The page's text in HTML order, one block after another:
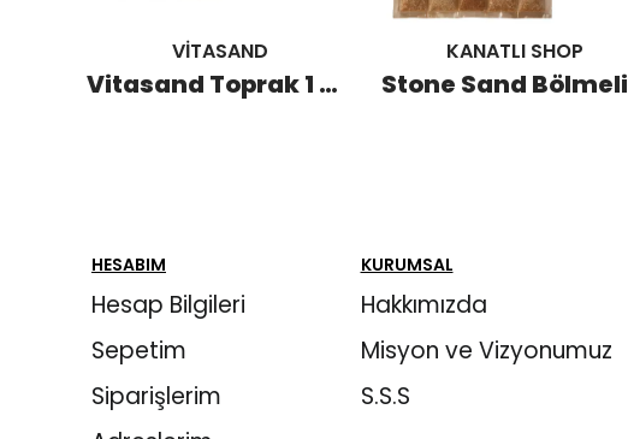
VİTASAND
Vitasand Toprak 1 KG (20 Adet)
KANATLI SHOP
HESABIM
Hesap Bilgileri
Sepetim
Siparişlerim
KURUMSAL
Hakkımızda
Misyon ve Vizyonumuz
S.S.S